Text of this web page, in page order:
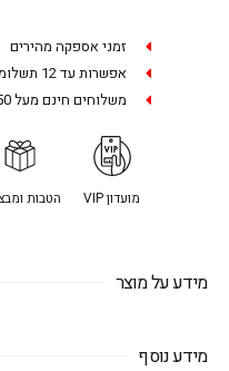
זמני אספקה מהירים
אפשרות עד 12 תשלומים ללא ריבית
משלוחים חינם מעל 250 ש״ח
מועדון VIP הטבות
מידע על מוצר
מידע נוסף